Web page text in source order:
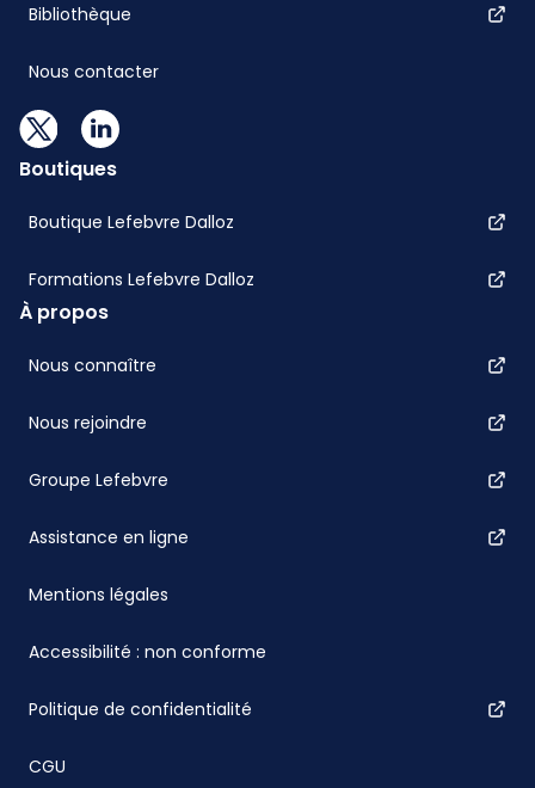
Bibliothèque
Nous contacter
Boutiques
Boutique Lefebvre Dalloz
Formations Lefebvre Dalloz
À propos
Nous connaître
Nous rejoindre
Groupe Lefebvre
Assistance en ligne
Mentions légales
Accessibilité : non conforme
Politique de confidentialité
CGU